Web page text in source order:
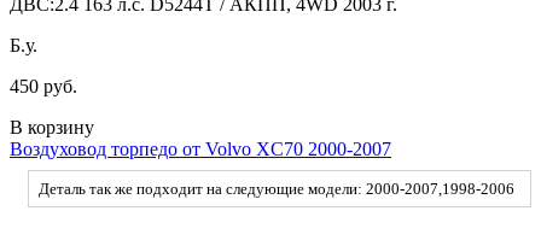
Б.у.
450 руб.
В корзину
Воздуховод торпедо от Volvo XC70 2000-2007
Деталь так же подходит на следующие модели: 2000-2007,1998-2006